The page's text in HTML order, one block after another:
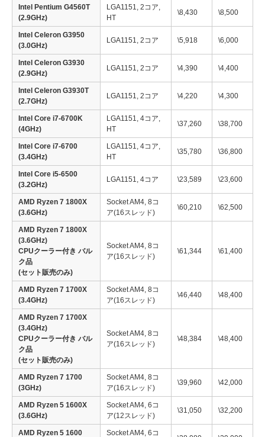
Intel Pentium G4560T
(2.9GHz)
LGA1151, 2コア,
HT
\8,430 \8,500
Intel Celeron G3950
(3.0GHz)
LGA1151, 2コア \5,918 \6,000
Intel Celeron G3930
(2.9GHz)
LGA1151, 2コア \4,390 \4,400
Intel Celeron G3930T
(2.7GHz)
LGA1151, 2コア \4,220 \4,300
Intel Core i7-6700K
(4GHz)
LGA1151, 4コア,
HT
\37,260 \38,700
Intel Core i7-6700
(3.4GHz)
LGA1151, 4コア,
HT
\35,780 \36,800
Intel Core i5-6500
(3.2GHz)
LGA1151, 4コア \23,589 \23,600
AMD Ryzen 7 1800X
(3.6GHz)
Socket AM4, 8コ
ア(16スレッド)
\60,210 \62,500
AMD Ryzen 7 1800X
(3.6GHz)
CPUクーラー付き バル
ク品
(セット販売のみ)
Socket AM4, 8コ
ア(16スレッド)
\61,344 \61,400
AMD Ryzen 7 1700X
(3.4GHz)
Socket AM4, 8コ
ア(16スレッド)
\46,440 \48,400
AMD Ryzen 7 1700X
(3.4GHz)
CPUクーラー付き バル
ク品
(セット販売のみ)
Socket AM4, 8コ
ア(16スレッド)
\48,384 \48,400
AMD Ryzen 7 1700
(3GHz)
Socket AM4, 8コ
ア(16スレッド)
\39,960 \42,000
AMD Ryzen 5 1600X
(3.6GHz)
Socket AM4, 6コ
ア(12スレッド)
\31,050 \32,200
AMD Ryzen 5 1600
Socket AM4, 6コ